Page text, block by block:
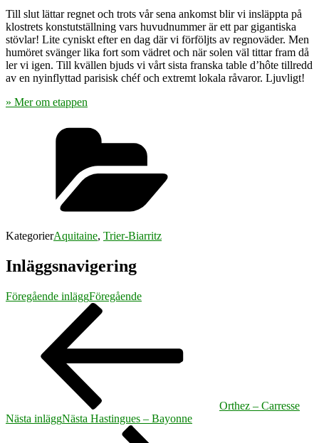
Till slut lättar regnet och trots vår sena ankomst blir vi insläppta på
klostrets konstutställning vars huvudnummer är ett par gigantiska
stövlar! Lite cyniskt efter en dag där vi förföljts av regnoväder. Men
humöret svänger lika fort som vädret och när solen väl tittar fram då
ler vi igen. Till kvällen bjuds vi vårt sista franska table d’hôte tillredd
av en nyinflyttad parisisk chéf och extremt lokala råvaror. Ljuvligt!
» Mer om etappen
KategorierAquitaine, Trier-Biarritz
Inläggsnavigering
Föregående inläggFöregående
Orthez – Carresse
Nästa inläggNästa Hastingues – Bayonne